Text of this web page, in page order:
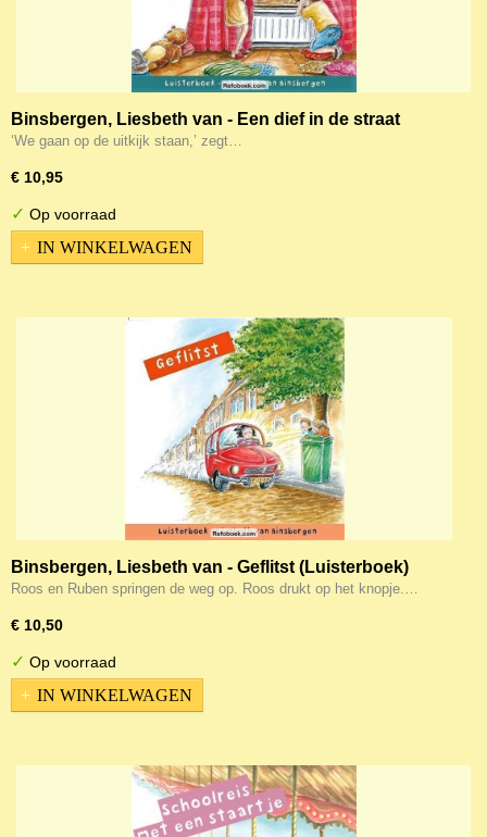
Binsbergen, Liesbeth van - Een dief in de straat
(Luisterboek)
‘We gaan op de uitkijk staan,’ zegt…
€ 10,95
✓ Op voorraad
IN WINKELWAGEN
Binsbergen, Liesbeth van - Geflitst (Luisterboek)
Roos en Ruben springen de weg op. Roos drukt op het knopje.…
€ 10,50
✓ Op voorraad
IN WINKELWAGEN